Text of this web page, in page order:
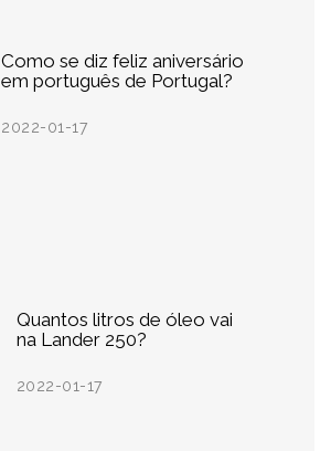
Como se diz feliz aniversário
em português de Portugal?
2022-01-17
Quantos litros de óleo vai
na Lander 250?
2022-01-17